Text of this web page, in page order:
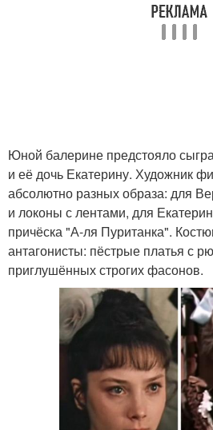
Юной балерине предстояло
и её дочь Екатерину. Художник
абсолютно разных образа: для
и локоны с лентами, для
причёска "А-ля Пуританка".
антагонисты: пёстрые платья с
приглушённых строгих фасонов.